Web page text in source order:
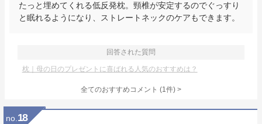
たっと埋めてくれる低反発枕。頸椎が安定するのでぐっすり
と眠れるようになり、ストレートネックのケアもできます。
回答された質問
枕｜母の日のプレゼントに喜ばれる人気のおすすめは？
全てのおすすめコメント (1件) >
no. 18